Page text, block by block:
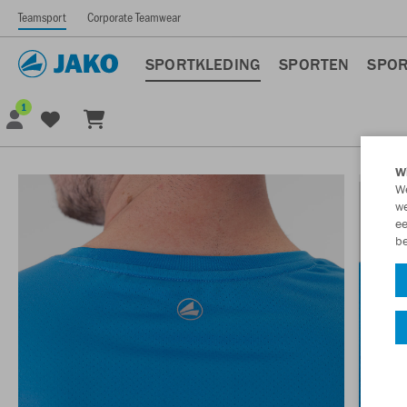
Teamsport Corporate Teamwear
SPORTKLEDING SPORTEN
1